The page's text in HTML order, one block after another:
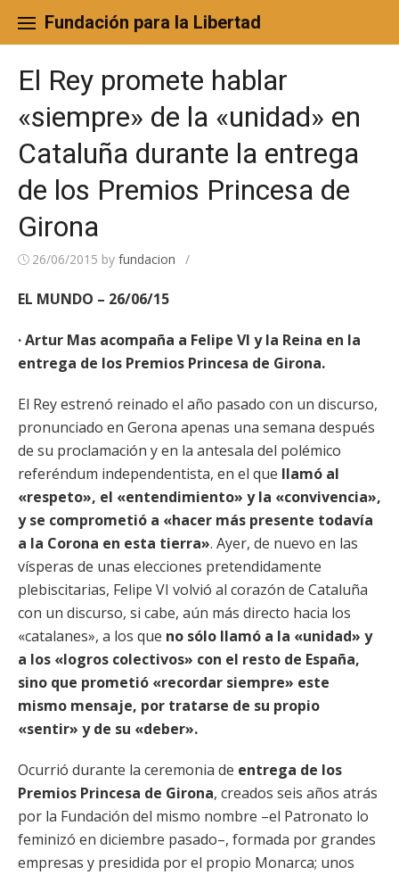
content
Fundación para la Libertad
El Rey promete hablar
«siempre» de la «unidad» en
Cataluña durante la entrega
de los Premios Princesa de
Girona
26/06/2015 by fundacion /
EL MUNDO – 26/06/15
· Artur Mas acompaña a Felipe VI y la Reina en la
entrega de los Premios Princesa de Girona.
El Rey estrenó reinado el año pasado con un discurso,
pronunciado en Gerona apenas una semana después
de su proclamación y en la antesala del polémico
referéndum independentista, en el que llamó al
«respeto», el «entendimiento» y la «convivencia»,
y se comprometió a «hacer más presente todavía
a la Corona en esta tierra». Ayer, de nuevo en las
vísperas de unas elecciones pretendidamente
plebiscitarias, Felipe VI volvió al corazón de Cataluña
con un discurso, si cabe, aún más directo hacia los
«catalanes», a los que no sólo llamó a la «unidad» y
a los «logros colectivos» con el resto de España,
sino que prometió «recordar siempre» este
mismo mensaje, por tratarse de su propio
«sentir» y de su «deber».
Ocurrió durante la ceremonia de entrega de los
Premios Princesa de Girona, creados seis años atrás
por la Fundación del mismo nombre –el Patronato lo
feminizó en diciembre pasado–, formada por grandes
empresas y presidida por el propio Monarca; unos